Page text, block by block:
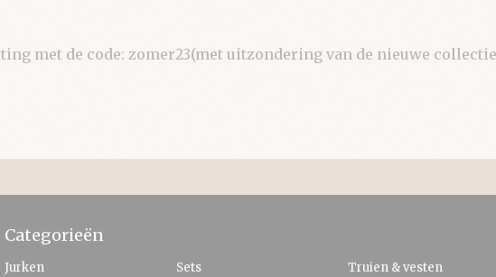
met de code: zomer23(met uitzondering van de nieuwe
Categorieën
Jurken
Sets
Truien & vesten